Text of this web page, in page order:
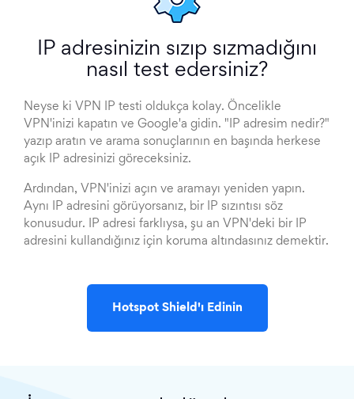
IP adresinizin sızıp sızmadığını
nasıl test edersiniz?
Neyse ki VPN IP testi oldukça kolay. Öncelikle
VPN'inizi kapatın ve Google'a gidin. "IP adresim nedir?"
yazıp aratın ve arama sonuçlarının en başında herkese
açık IP adresinizi göreceksiniz.
Ardından, VPN'inizi açın ve aramayı yeniden yapın.
Aynı IP adresini görüyorsanız, bir IP sızıntısı söz
konusudur. IP adresi farklıysa, şu an VPN'deki bir IP
adresini kullandığınız için koruma altındasınız demektir.
Hotspot Shield'ı Edinin